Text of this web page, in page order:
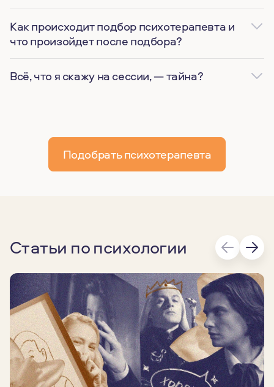
Как происходит подбор психотерапевта и
что произойдет после подбора?
Всё, что я скажу на сессии, — тайна?
Подобрать психотерапевта
Статьи по психологии